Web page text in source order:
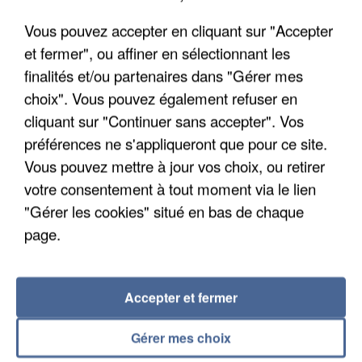
APRÈS TOUTES CES CANICULES, LES REFUGES
DE FAUNE SAUVAGE SONT...
Vous pouvez accepter en cliquant sur "Accepter
et fermer", ou affiner en sélectionnant les
finalités et/ou partenaires dans "Gérer mes
choix". Vous pouvez également refuser en
cliquant sur "Continuer sans accepter". Vos
préférences ne s'appliqueront que pour ce site.
Vous pouvez mettre à jour vos choix, ou retirer
votre consentement à tout moment via le lien
"Gérer les cookies" situé en bas de chaque
page.
Gérer mes choix
Accepter et fermer